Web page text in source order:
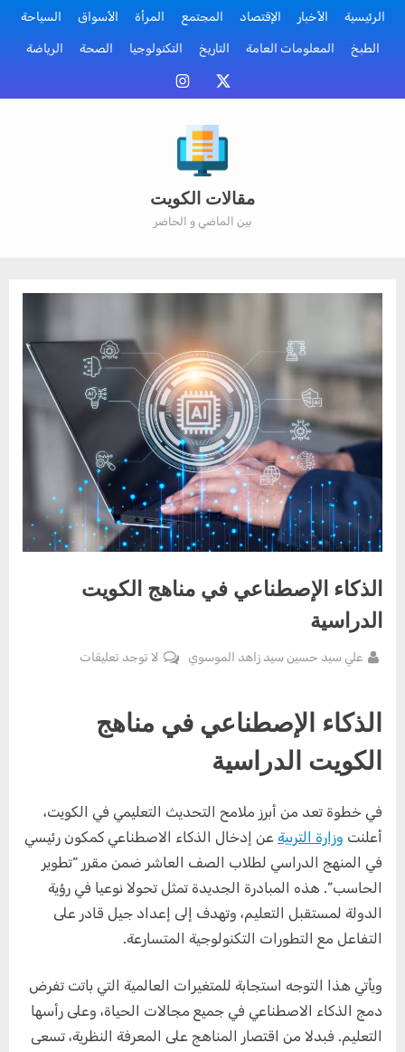
Skip
content
الرئيسية الأخبار الإقتصاد المجتمع المرأة الأسواق السياحة
الطبخ المعلومات العامة التاريخ التكنولوجيا الصحة الرياضة
منصة
أكس
إنستقرام
مقالات الكويت
بين الماضي و الحاضر
الذكاء الإصطناعي في مناهج الكويت
الدراسية
2025
By
علي سيد حسين سيد زاهد الموسوي لا توجد تعليقاتعلى
الذكاء الإصطناعي في مناهج
الكويت الدراسية
في خطوة تعد من أبرز ملامح التحديث التعليمي في الكويت،
أعلنت وزارة التربية عن إدخال الذكاء الاصطناعي كمكون رئيسي
في المنهج الدراسي لطلاب الصف العاشر ضمن مقرر “تطوير
الحاسب”. هذه المبادرة الجديدة تمثل تحولا نوعيا في رؤية
الدولة لمستقبل التعليم، وتهدف إلى إعداد جيل قادر على
التفاعل مع التطورات التكنولوجية المتسارعة.
ويأتي هذا التوجه استجابة للمتغيرات العالمية التي باتت تفرض
دمج الذكاء الاصطناعي في جميع مجالات الحياة، وعلى رأسها
التعليم. فبدلا من اقتصار المناهج على المعرفة النظرية، تسعى